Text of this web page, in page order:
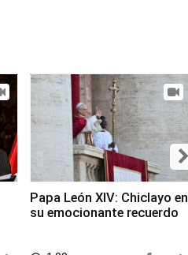
Papa León XIV: Chiclayo en
su emocionante recuerdo